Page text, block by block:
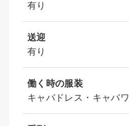
有り
送迎
有り
働く時の服装
キャバドレス・キャバ